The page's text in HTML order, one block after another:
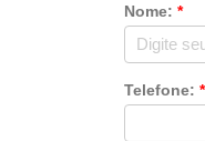
Nome:*
Telefone:*